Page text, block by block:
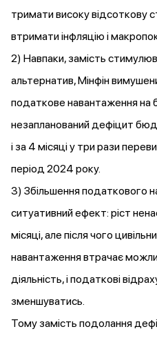
тримати високу відсоткову
втримати інфляцію і
2) Навпаки, замість
альтернатив, Мінфін
податкове навантаження на
незапланований дефіцит
і за 4 місяці у три рази
період 2024 року.
3) Збільшення податкового
ситуативний ефект: ріст
місяці, але після чого
навантаження втрачає
діяльність, і податкові
зменшуватись.
Тому замість подолання